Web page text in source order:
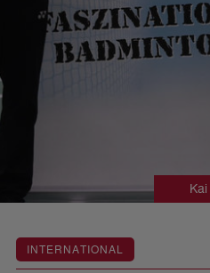
INTERNATIONAL